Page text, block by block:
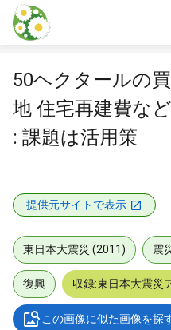
本文に飛ぶ
50ヘクタールの
地 住宅再建費な
: 課題は活用策
提供元サイトで表示
東日本大震災 (2011) 震
復興 収録:東日本大震災
この画像に似た画像を探